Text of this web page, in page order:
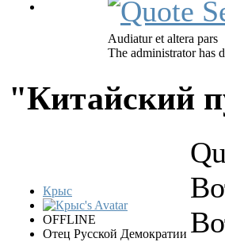
Audiatur et altera pars
The administrator has
"Китайский
Крыс
OFFLINE
Отец Русской Демократии